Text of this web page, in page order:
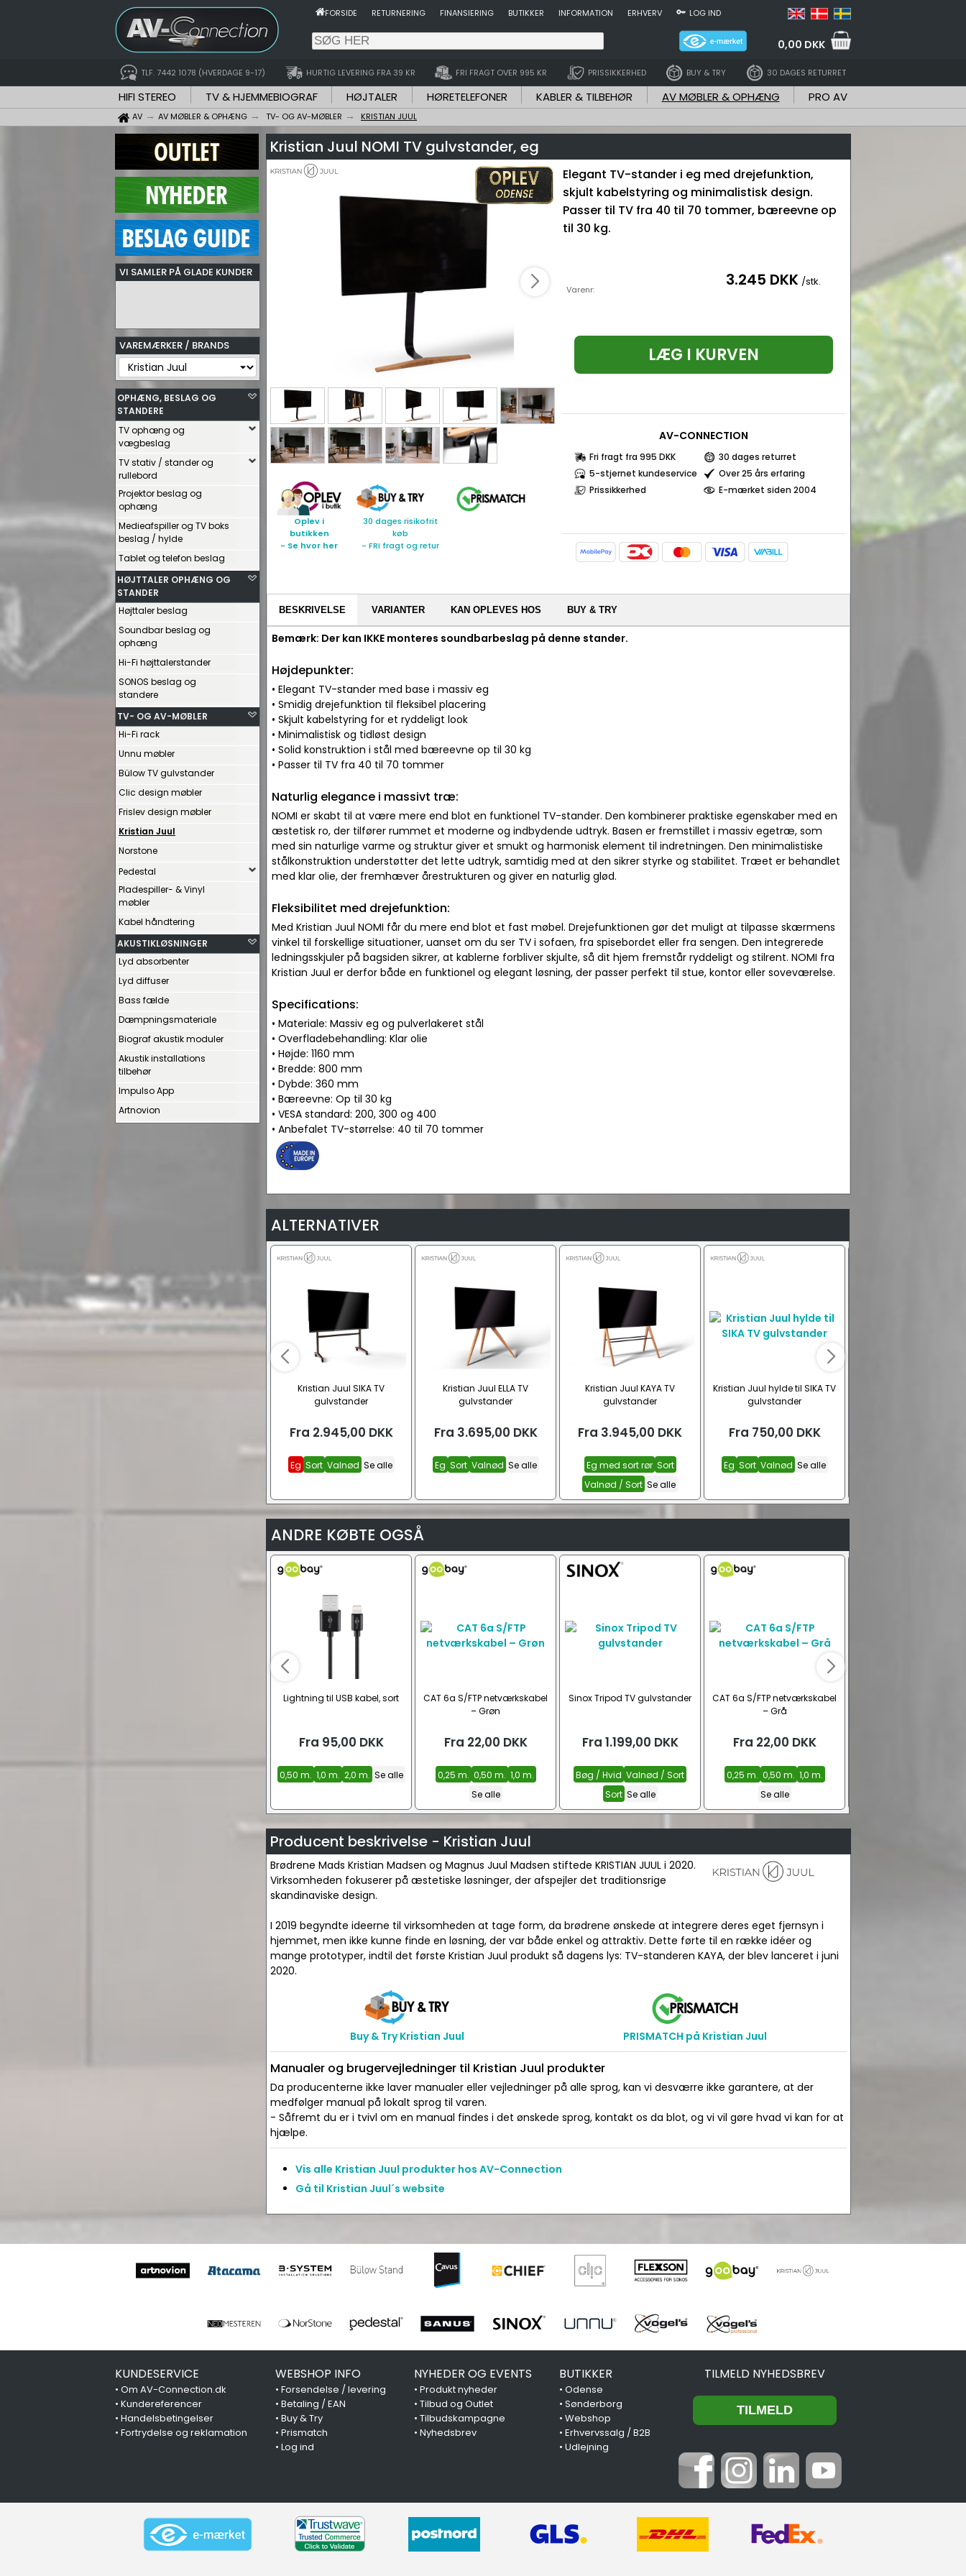
FORSIDE RETURNERING FINANSIERING BUTIKKER INFORMATION ERHVERV LOG IND
0,00 DKK
TLF. 7442 1078 (HVERDAGE 9-17) HURTIG LEVERING FRA 39 KR FRI FRAGT OVER 995 KR PRISSIKKERHED BUY & TRY 30 DAGES RETURRET
HIFI STEREO TV & HJEMMEBIOGRAF HØJTALER HØRETELEFONER KABLER & TILBEHØR AV MØBLER & OPHÆNG PRO AV
AV AV MØBLER & OPHÆNG TV- OG AV-MØBLER KRISTIAN JUUL
VI SAMLER PÅ GLADE KUNDER
VAREMÆRKER / BRANDS
OPHÆNG, BESLAG OG
STANDERE
TV ophæng og
vægbeslag
TV stativ / stander og
rullebord
Projektor beslag og
ophæng
Medieafspiller og TV boks
beslag / hylde
Tablet og telefon beslag
HØJTTALER OPHÆNG OG
STANDER
Højttaler beslag
Soundbar beslag og
ophæng
Hi-Fi højttalerstander
SONOS beslag og
standere
TV- OG AV-MØBLER
Hi-Fi rack
Unnu møbler
Bülow TV gulvstander
Clic design møbler
Frislev design møbler
Kristian Juul
Norstone
Pedestal
Pladespiller- & Vinyl
møbler
Kabel håndtering
AKUSTIKLØSNINGER
Lyd absorbenter
Lyd diffuser
Bass fælde
Dæmpningsmateriale
Biograf akustik moduler
Akustik installations
tilbehør
Impulso App
Artnovion
Kristian Juul NOMI TV gulvstander, eg
Oplev i
butikken
- Se hvor her
30 dages risikofrit
køb
- FRI fragt og retur
Elegant TV-stander i eg med drejefunktion,
skjult kabelstyring og minimalistisk design.
Passer til TV fra 40 til 70 tommer, bæreevne op
til 30 kg.
Varenr: 3.245 DKK /stk.
LÆG I KURVEN
AV-CONNECTION
Fri fragt fra 995 DKK
30 dages returret
5-stjernet kundeservice
Over 25 års erfaring
Prissikkerhed
E-mærket siden 2004
BESKRIVELSE VARIANTER KAN OPLEVES HOS BUY & TRY
Bemærk: Der kan IKKE monteres soundbarbeslag på denne stander.
Højdepunkter:
• Elegant TV-stander med base i massiv eg
• Smidig drejefunktion til fleksibel placering
• Skjult kabelstyring for et ryddeligt look
• Minimalistisk og tidløst design
• Solid konstruktion i stål med bæreevne op til 30 kg
• Passer til TV fra 40 til 70 tommer
Naturlig elegance i massivt træ:
NOMI er skabt til at være mere end blot en funktionel TV-stander. Den kombinerer praktiske egenskaber med en
æstetisk ro, der tilfører rummet et moderne og indbydende udtryk. Basen er fremstillet i massiv egetræ, som
med sin naturlige varme og struktur giver et smukt og harmonisk element til indretningen. Den minimalistiske
stålkonstruktion understøtter det lette udtryk, samtidig med at den sikrer styrke og stabilitet. Træet er behandlet
med klar olie, der fremhæver årestrukturen og giver en naturlig glød.
Fleksibilitet med drejefunktion:
Med Kristian Juul NOMI får du mere end blot et fast møbel. Drejefunktionen gør det muligt at tilpasse skærmens
vinkel til forskellige situationer, uanset om du ser TV i sofaen, fra spisebordet eller fra sengen. Den integrerede
ledningsskjuler på bagsiden sikrer, at kablerne forbliver skjulte, så dit hjem fremstår ryddeligt og stilrent. NOMI fra
Kristian Juul er derfor både en funktionel og elegant løsning, der passer perfekt til stue, kontor eller soveværelse.
Specifications:
• Materiale: Massiv eg og pulverlakeret stål
• Overfladebehandling: Klar olie
• Højde: 1160 mm
• Bredde: 800 mm
• Dybde: 360 mm
• Bæreevne: Op til 30 kg
• VESA standard: 200, 300 og 400
• Anbefalet TV-størrelse: 40 til 70 tommer
ALTERNATIVER
Kristian Juul SIKA TV
gulvstander
Fra 2.945,00 DKK
Eg Sort Valnød Se alle
Kristian Juul ELLA TV
gulvstander
Fra 3.695,00 DKK
Eg Sort Valnød Se alle
Kristian Juul KAYA TV
gulvstander
Fra 3.945,00 DKK
Eg med sort rør Sort
Valnød / Sort Se alle
Kristian Juul hylde til SIKA TV
gulvstander
Fra 750,00 DKK
Eg Sort Valnød Se alle
ANDRE KØBTE OGSÅ
Lightning til USB kabel, sort
Fra 95,00 DKK
0,50 m. 1,0 m. 2,0 m. Se alle
CAT 6a S/FTP netværkskabel
– Grøn
Fra 22,00 DKK
0,25 m. 0,50 m. 1,0 m.
Se alle
Sinox Tripod TV gulvstander
Fra 1.199,00 DKK
Bøg / Hvid Valnød / Sort
Sort Se alle
CAT 6a S/FTP netværkskabel
– Grå
Fra 22,00 DKK
0,25 m. 0,50 m. 1,0 m.
Se alle
Producent beskrivelse - Kristian Juul
Brødrene Mads Kristian Madsen og Magnus Juul Madsen stiftede KRISTIAN JUUL i 2020.
Virksomheden fokuserer på æstetiske løsninger, der afspejler det traditionsrige
skandinaviske design.
I 2019 begyndte ideerne til virksomheden at tage form, da brødrene ønskede at integrere deres eget fjernsyn i
hjemmet, men ikke kunne finde en løsning, der var både enkel og attraktiv. Dette førte til en række idéer og
mange prototyper, indtil det første Kristian Juul produkt så dagens lys: TV-standeren KAYA, der blev lanceret i juni
2020.
Buy & Try Kristian Juul PRISMATCH på Kristian Juul
Manualer og brugervejledninger til Kristian Juul produkter
Da producenterne ikke laver manualer eller vejledninger på alle sprog, kan vi desværre ikke garantere, at der
medfølger manual på lokalt sprog til varen.
- Såfremt du er i tvivl om en manual findes i det ønskede sprog, kontakt os da blot, og vi vil gøre hvad vi kan for at
hjælpe.
Vis alle Kristian Juul produkter hos AV-Connection
Gå til Kristian Juul´s website
KUNDESERVICE
• Om AV-Connection.dk
• Kundereferencer
• Handelsbetingelser
• Fortrydelse og reklamation
WEBSHOP INFO
• Forsendelse / levering
• Betaling / EAN
• Buy & Try
• Prismatch
• Log ind
NYHEDER OG EVENTS
• Produkt nyheder
• Tilbud og Outlet
• Tilbudskampagne
• Nyhedsbrev
BUTIKKER
•Odense
•Sønderborg
•Webshop
•Erhvervssalg / B2B
•Udlejning
TILMELD NYHEDSBREV